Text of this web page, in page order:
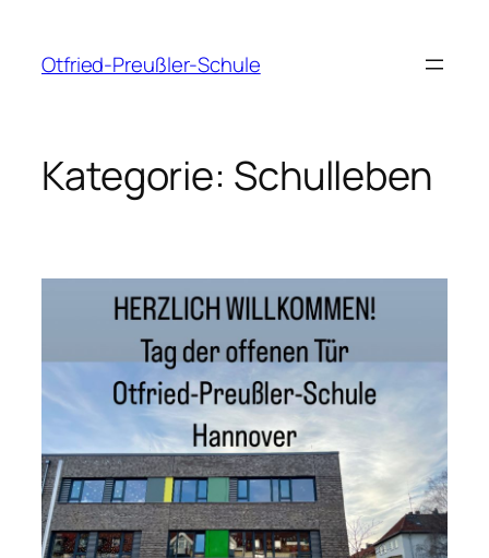
springen
Otfried-Preußler-Schule
Kategorie: Schulleben